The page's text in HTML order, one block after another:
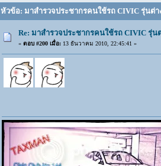
หัวข้อ: มาสำรวจประชากรคนใช้รถ CIVIC รุ่นต่า
Re: มาสำรวจประชากรคนใช้รถ CIVIC รุ่น
« ตอบ #200 เมื่อ:13 ธันวาคม 2010, 22:45:41 »